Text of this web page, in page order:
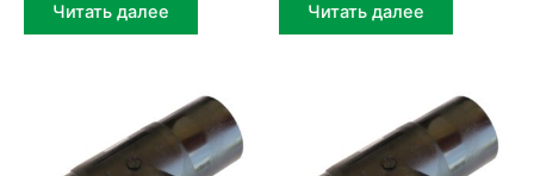
Читать далее Читать далее